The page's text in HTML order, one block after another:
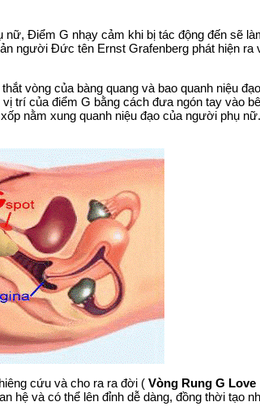
nữ, Điểm G nhạy cảm khi bị tác động đến sẽ
người Đức tên Ernst Grafenberg phát hiện ra
vòng của bàng quang và bao quanh niệu
trí của điểm G bằng cách đưa ngón tay vào
nằm xung quanh niệu đạo của người phụ
cứu và cho ra ra đời ( Vòng Rung G Love
hệ và có thể lên đỉnh dễ dàng, đồng thời tạo